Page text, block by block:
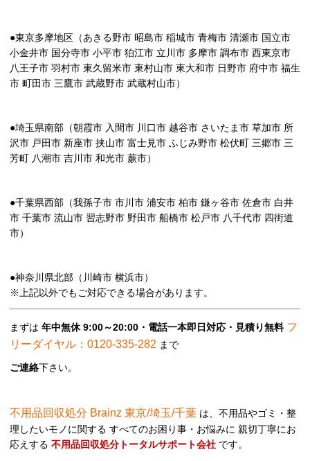
●東京多摩地区（あきる野市 昭島市 稲城市 青梅市 清瀬市 国立市
小金井市 国分寺市 小平市 狛江市 立川市 多摩市 調布市 西東京市
八王子市 羽村市 東久留米市 東村山市 東大和市 日野市 府中市 福生
市 町田市 三鷹市 武蔵野市 武蔵村山市）
●埼玉県南部（朝霞市 入間市 川口市 越谷市 さいたま市 草加市 所
沢市 戸田市 新座市 挟山市 富士見市 ふじみ野市 松伏町 三郷市 三
芳町 八潮市 吉川市 和光市 蕨市）
●千葉県西部（我孫子市 市川市 浦安市 柏市 鎌ヶ谷市 佐倉市 白井
市 千葉市 流山市 習志野市 野田市 船橋市 松戸市 八千代市 四街道
市）
●神奈川県北部（川崎市 横浜市）
※上記以外でもご対応できる場合があります。
まずは 年中無休 9:00～20:00・電話一本即日対応・見積り無料 フ
リーダイヤル：0120-335-282 まで
ご連絡下さい。
不用品回収処分 Brainz 東京/埼玉/千葉 は、不用品やゴミ・整
理したいモノに関する すべてのお困り事・お悩みに 親切丁寧にお
応えする 不用品回収処分トータルサポート会社 です。